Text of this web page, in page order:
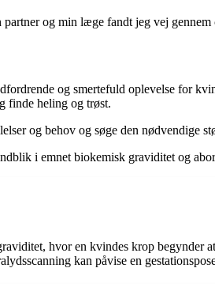
og min læge fandt jeg vej gennem
og smertefuld oplevelse for
finde heling og trøst.
og behov og søge den nødvendige
i emnet biokemisk graviditet og
hvor en kvindes krop begynder
kan påvise en